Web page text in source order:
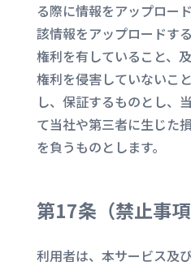
る際に情報をアップロー
該情報をアップロードす
権利を有していること、
権利を侵害していないこ
し、保証するものとし、
て当社や第三者に生じた
を負うものとします。
第17条（禁止事項
利用者は、本サービス及